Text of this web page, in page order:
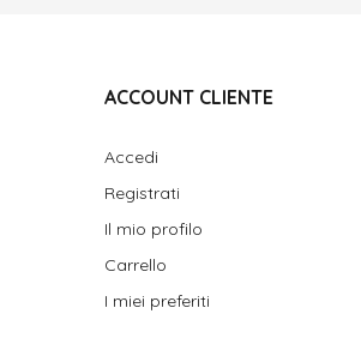
ACCOUNT CLIENTE
Accedi
Registrati
Il mio profilo
Carrello
I miei preferiti